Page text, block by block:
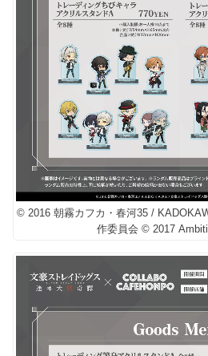
© 2016 朝霧カフカ・春河35 /
作委員会 © 2017